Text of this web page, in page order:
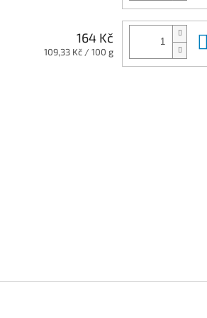
164 Kč
Měrná
109,33 Kč / 100 g